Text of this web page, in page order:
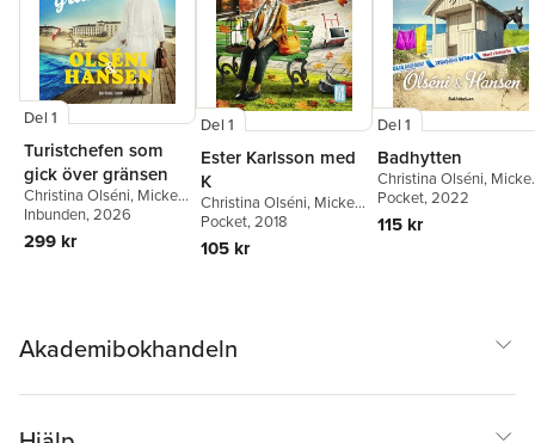
Del 1
Turistchefen som
gick över gränsen
Christina Olséni, Micke
Hansen
Inbunden, 2026
299 kr
Del 1
Ester Karlsson med
K
Christina Olséni, Micke
Hansen
Pocket, 2018
105 kr
Del 1
Badhytten
Christina Olséni, Micke
Hansen
Pocket, 2022
115 kr
Akademibokhandeln